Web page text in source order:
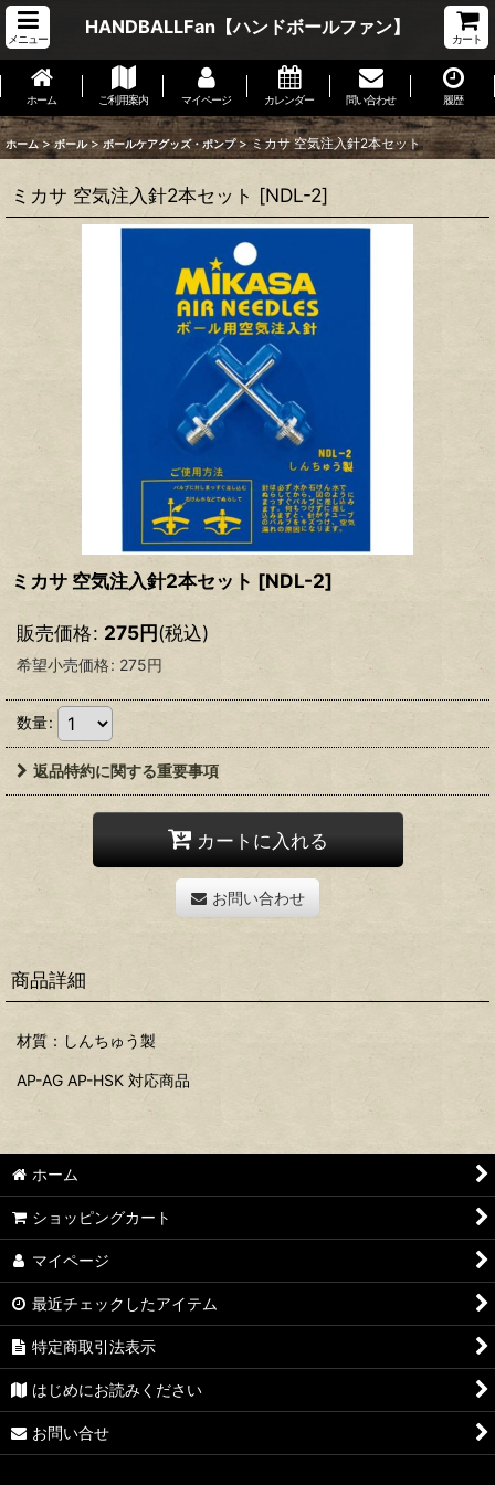
メニュー
HANDBALLFan【ハンドボールファン】
カート
ホーム ご利用案内 マイページ カレンダー 問い合わせ 履歴
ホーム > ボール > ボールケアグッズ・ポンプ > ミカサ 空気注入針2本セット
ミカサ 空気注入針2本セット [NDL-2]
ミカサ 空気注入針2本セット [NDL-2]
販売価格: 275円(税込)
希望小売価格: 275円
数量:
返品特約に関する重要事項
カートに入れる
お問い合わせ
商品詳細
材質：しんちゅう製
AP-AG AP-HSK 対応商品
ホーム
ショッピングカート
マイページ
最近チェックしたアイテム
特定商取引法表示
はじめにお読みください
お問い合せ